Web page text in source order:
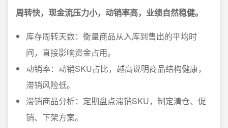
周转快，现金流压力小，动销率高，业绩自然稳健。
库存周转天数：衡量商品从入库到售出的平均时
间，直接影响资金占用。
动销率：动销SKU占比，越高说明商品结构健康，
滞销风险低。
滞销商品分析：定期盘点滞销SKU，制定清仓、促
销、下架方案。